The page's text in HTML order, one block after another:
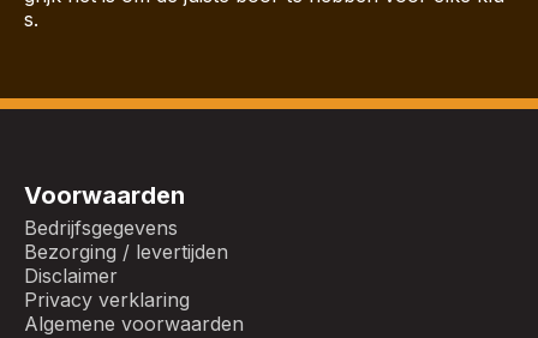
s.
Voorwaarden
Bedrijfsgegevens
Bezorging / levertijden
Disclaimer
Privacy verklaring
Algemene voorwaarden